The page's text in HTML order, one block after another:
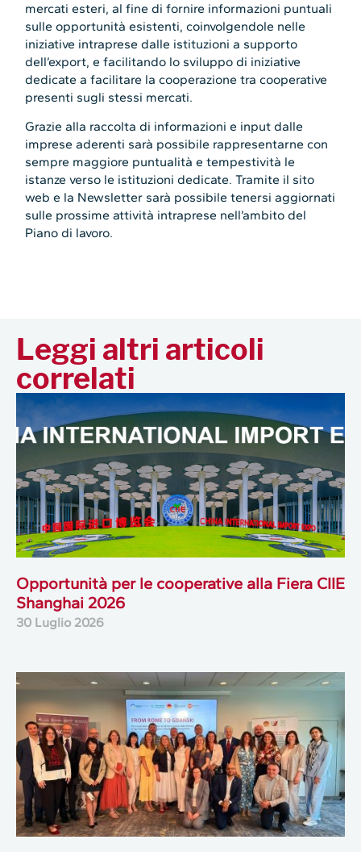
mercati esteri, al fine di fornire informazioni puntuali
sulle opportunità esistenti, coinvolgendole nelle
iniziative intraprese dalle istituzioni a supporto
dell’export, e facilitando lo sviluppo di iniziative
dedicate a facilitare la cooperazione tra cooperative
presenti sugli stessi mercati.
Grazie alla raccolta di informazioni e input dalle
imprese aderenti sarà possibile rappresentarne con
sempre maggiore puntualità e tempestività le
istanze verso le istituzioni dedicate. Tramite il sito
web e la Newsletter sarà possibile tenersi aggiornati
sulle prossime attività intraprese nell’ambito del
Piano di lavoro.
Leggi altri articoli
correlati
Opportunità per le cooperative alla Fiera CIIE
Shanghai 2026
30 Luglio 2026